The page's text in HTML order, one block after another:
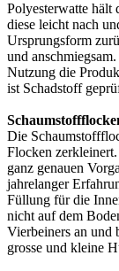
Polyesterwatte hält
diese leicht nach
Ursprungsform
und
Nutzung die
ist Schadstoff
Die
Flocken
ganz genauen
jahrelanger
Füllung für die
nicht auf dem
Vierbeiners an und
grosse und kleine